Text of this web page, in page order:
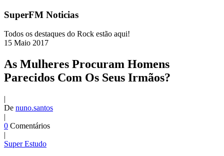
SuperFM Noticias
Todos os destaques do Rock estão aqui!
15 Maio 2017
As Mulheres Procuram Homens
Parecidos Com Os Seus Irmãos?
|
De nuno.santos
|
0 Comentários
|
Super Estudo